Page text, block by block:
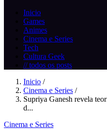
Inicio
Games
Animes
Cinema e Series
Tech
Cultura Geek
// todos os posts
Inicio /
Cinema e Series /
Supriya Ganesh revela
d...
Cinema e Series